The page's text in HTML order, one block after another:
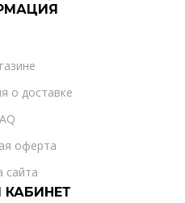
о доставке
оферта
сайта